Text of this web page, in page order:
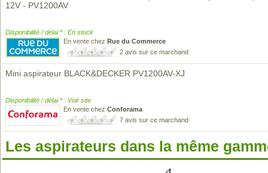
12V - PV1200AV
Disponibilité / délai * : En stock
En vente chez Rue du Commerce
2 avis sur ce marchand
Mini aspirateur BLACK&DECKER PV1200AV-XJ
Disponibilité / délai * : Voir site
En vente chez Conforama
7 avis sur ce marchand
Les aspirateurs dans la même